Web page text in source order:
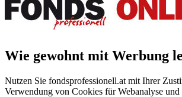
Wie gewohnt mit Werbung
Nutzen Sie fondsprofessionell.at mit Ihrer
Verwendung von Cookies für Webanalyse und